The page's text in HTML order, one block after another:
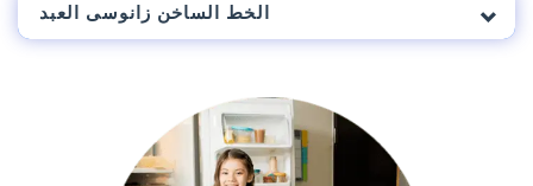
الخط الساخن زانوسى العبد